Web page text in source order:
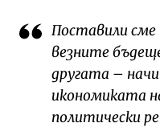
Поставили
везните
другата –
икономиката
политически